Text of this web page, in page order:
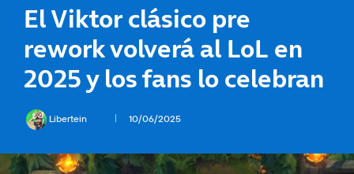
El Viktor clásico pre
rework volverá al LoL en
2025 y los fans lo celebran
Libertein 10/06/2025